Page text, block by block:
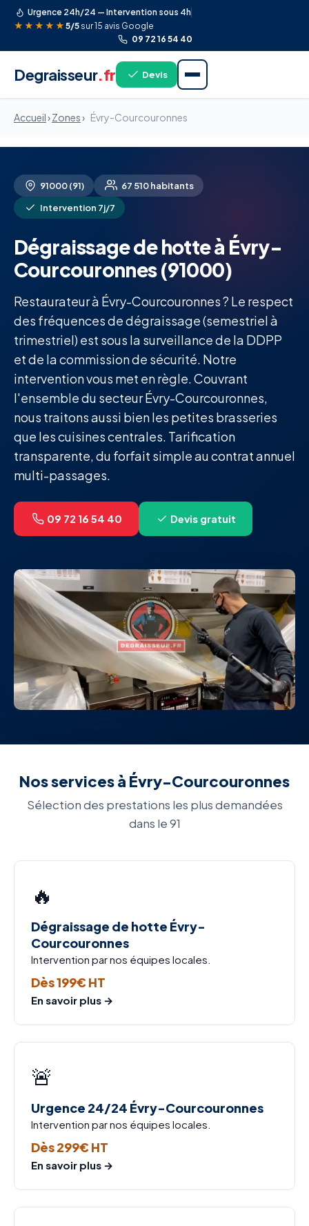
Urgence 24h/24 — Intervention sous 4h
★★★★★ 5/5 sur 15 avis Google
09 72 16 54 40
Degraisseur.fr Devis
Accueil›Zones› Évry-Courcouronnes
91000 (91)
67 510 habitants
Intervention 7j/7
Dégraissage de hotte à Évry-
Courcouronnes (91000)
Restaurateur à Évry-Courcouronnes ? Le respect
des fréquences de dégraissage (semestriel à
trimestriel) est sous la surveillance de la DDPP
et de la commission de sécurité. Notre
intervention vous met en règle. Couvrant
l'ensemble du secteur Évry-Courcouronnes,
nous traitons aussi bien les petites brasseries
que les cuisines centrales. Tarification
transparente, du forfait simple au contrat annuel
multi-passages.
09 72 16 54 40 Devis gratuit
Nos services à Évry-Courcouronnes
Sélection des prestations les plus demandées
dans le 91
🔥
Dégraissage de hotte Évry-
Courcouronnes
Intervention par nos équipes locales.
Dès 199€ HT
En savoir plus →
🚨
Urgence 24/24 Évry-Courcouronnes
Intervention par nos équipes locales.
Dès 299€ HT
En savoir plus →